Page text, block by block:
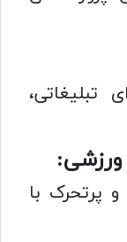
تبلیغاتی،
پرتحرک با